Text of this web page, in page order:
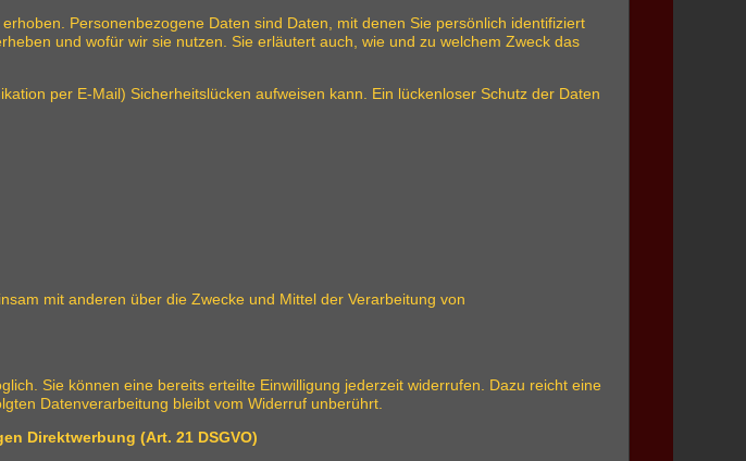
Personenbezogene Daten sind Daten, mit denen Sie persönlich identifiziert
und wofür wir sie nutzen. Sie erläutert auch, wie und zu welchem Zweck das
per E-Mail) Sicherheitslücken aufweisen kann. Ein lückenloser Schutz der Daten
mit anderen über die Zwecke und Mittel der Verarbeitung von
Sie können eine bereits erteilte Einwilligung jederzeit widerrufen. Dazu reicht eine
Datenverarbeitung bleibt vom Widerruf unberührt.
Direktwerbung (Art. 21 DSGVO)